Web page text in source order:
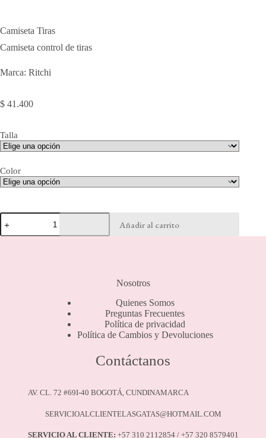
Camiseta Tiras
Camiseta control de tiras
Marca: Ritchi
$ 41.400
Talla
Color
Camiseta
Tiras
cantidad
Añadir al carrito
Nosotros
Quienes Somos
Preguntas Frecuentes
Política de privacidad
Política de Cambios y Devoluciones
Contáctanos
AV. CL. 72 #69I-40 BOGOTÁ, CUNDINAMARCA
SERVICIOALCLIENTELASGATAS@HOTMAIL.COM
SERVICIO AL CLIENTE: +57 310 2112854 / +57 320 8579401